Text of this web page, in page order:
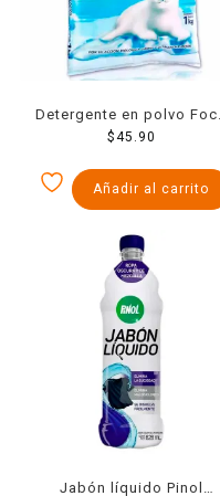
Detergente en polvo Foca
1 kg
$45.90
Añadir al carrito
Jabón líquido Pinol